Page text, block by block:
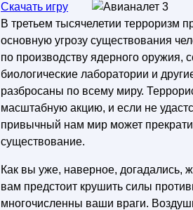
Скачать игру
В третьем тысячелетии терроризм
основную угрозу существования
по производству ядерного оружия,
биологические лаборатории и
разбросаны по всему миру.
масштабную акцию, и если не
привычный нам мир может
существование.
Как вы уже, наверное,
вам предстоит крушить силы
многочисленны ваши враги.